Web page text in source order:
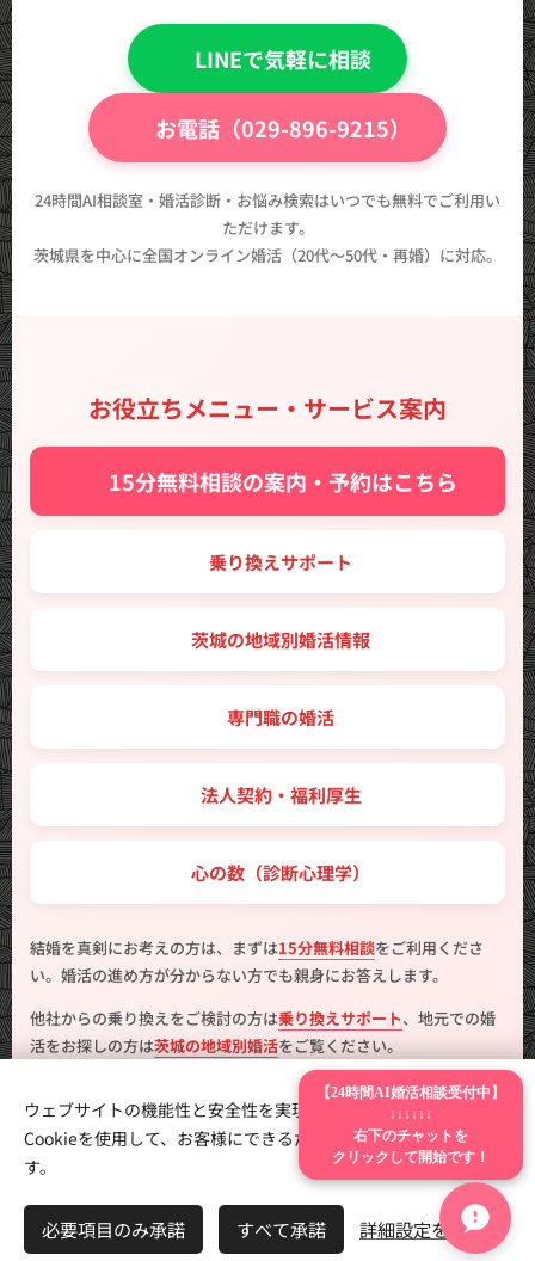
💬 LINEで気軽に相談
📞 お電話（029-896-9215）
24時間AI相談室・婚活診断・お悩み検索はいつでも無料でご利用い
ただけます。
茨城県を中心に全国オンライン婚活（20代〜50代・再婚）に対応。
お役立ちメニュー・サービス案内
✨ 15分無料相談の案内・予約はこちら
🔑 乗り換えサポート
🗾 茨城の地域別婚活情報
💼 専門職の婚活
🤝 法人契約・福利厚生
💖 心の数（診断心理学）
結婚を真剣にお考えの方は、まずは15分無料相談をご利用くださ
い。婚活の進め方が分からない方でも親身にお答えします。
他社からの乗り換えをご検討の方は乗り換えサポート、地元での婚
活をお探しの方は茨城の地域別婚活をご覧ください。
はんこ広場つくば二の宮店 Cookie
言語
日本語
English
ウェブサイトの機能性と安全性を実現するため、Webnodeは
Cookieを使用して、お客様にできるだけ最高の体験を提供しま
す。
必要項目のみ承諾 すべて承諾 詳細設定を開く
【24時間AI婚活相談受付中】
↓↓↓↓↓↓
右下のチャットを
クリックして開始です！